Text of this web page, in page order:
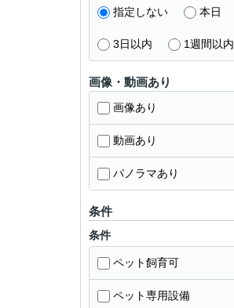
指定しない 本日
3日以内 1週間以内
画像・動画あり
画像あり
動画あり
パノラマあり
条件
条件
ペット飼育可
ペット専用設備